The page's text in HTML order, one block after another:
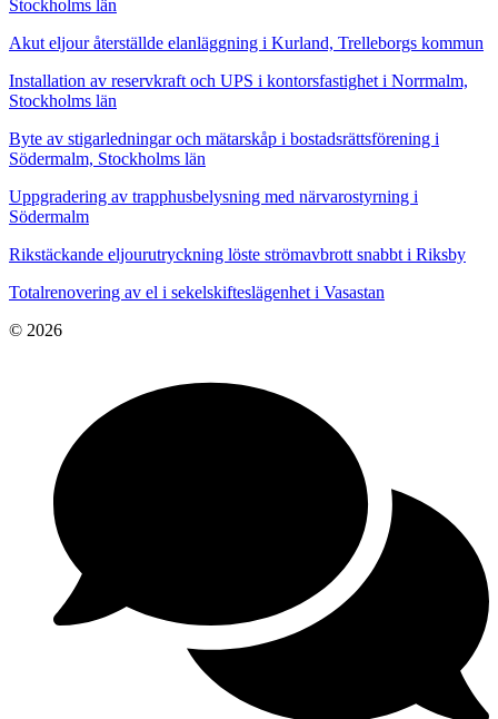
Stockholms län
Akut eljour återställde elanläggning i Kurland, Trelleborgs kommun
Installation av reservkraft och UPS i kontorsfastighet i Norrmalm,
Stockholms län
Byte av stigarledningar och mätarskåp i bostadsrättsförening i
Södermalm, Stockholms län
Uppgradering av trapphusbelysning med närvarostyrning i
Södermalm
Rikstäckande eljourutryckning löste strömavbrott snabbt i Riksby
Totalrenovering av el i sekelskifteslägenhet i Vasastan
© 2026